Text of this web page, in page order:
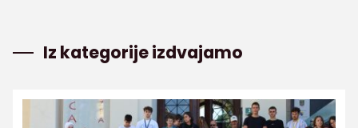
Iz kategorije izdvajamo